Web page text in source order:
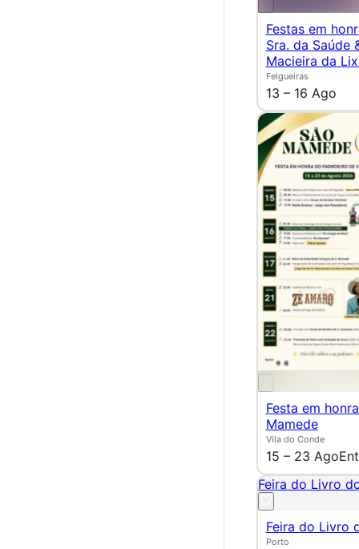
Festas em
Sra. da Saúde
Macieira da
Felgueiras
13 – 16 Ago
Festa em
Mamede
Vila do Conde
15 – 23 Ago
Feira do Livro
Feira do Livro
Porto